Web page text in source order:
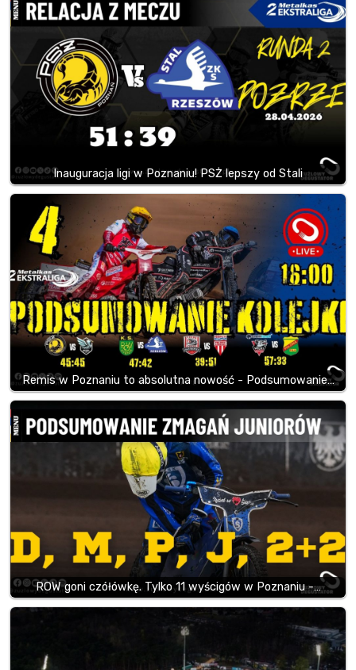
Inauguracja ligi w Poznaniu! PSŻ lepszy od Stali
Remis w Poznaniu to absolutna nowość - Podsumowanie…
ROW goni czółówkę. Tylko 11 wyścigów w Poznaniu -…